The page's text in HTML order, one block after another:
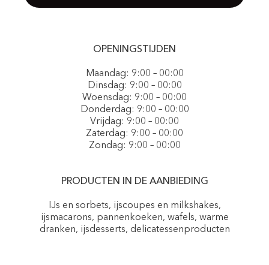
OPENINGSTIJDEN
Maandag: 9:00 – 00:00
Dinsdag: 9:00 – 00:00
Woensdag: 9:00 – 00:00
Donderdag: 9:00 – 00:00
Vrijdag: 9:00 – 00:00
Zaterdag: 9:00 – 00:00
Zondag: 9:00 – 00:00
PRODUCTEN IN DE AANBIEDING
IJs en sorbets, ijscoupes en milkshakes,
ijsmacarons, pannenkoeken, wafels, warme
dranken, ijsdesserts, delicatessenproducten